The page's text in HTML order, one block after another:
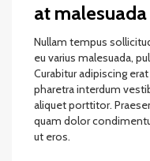
at malesuada
Nullam tempus
eu varius malesuada,
Curabitur adipiscing
pharetra interdum
aliquet porttitor.
quam dolor
ut eros.